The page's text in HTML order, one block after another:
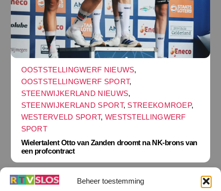
Beheer toestemming
OOSTSTELLINGWERF NIEUWS,
OOSTSTELLINGWERF SPORT,
STEENWIJKERLAND NIEUWS,
STEENWIJKERLAND SPORT, STREEKOMROEP,
WESTERVELD SPORT, WESTSTELLINGWERF
SPORT
Wielertalent Otto van Zanden droomt na NK-brons van
een profcontract